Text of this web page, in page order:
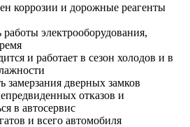
коррозии и дорожные реагенты
электрооборудования,
и работает в сезон холодов и в
замерзания дверных замков
отказов и
в автосервис
и всего автомобиля